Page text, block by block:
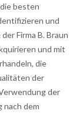
besten
und
Firma B. Braun
und mit
die
der
der
nach dem